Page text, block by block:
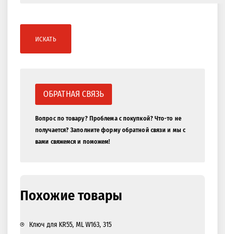
ИСКАТЬ
ОБРАТНАЯ СВЯЗЬ
Вопрос по товару? Проблема с покупкой? Что-то не
получается? Заполните форму обратной связи и мы с
вами свяжемся и поможем!
Похожие товары
Ключ для KR55, ML W163, 315